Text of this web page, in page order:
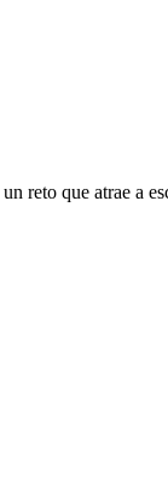
reto que atrae a